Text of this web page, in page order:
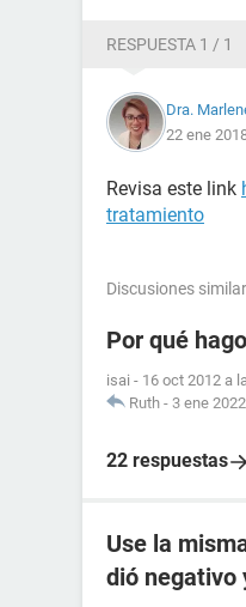
RESPUESTA 1 / 1
Dra.
22 ene
Revisa este link
tratamiento
Discusiones
Por qué
isai - 16 oct 2012 a
Ruth - 3 ene
22 respuestas
Use la
dió negativo